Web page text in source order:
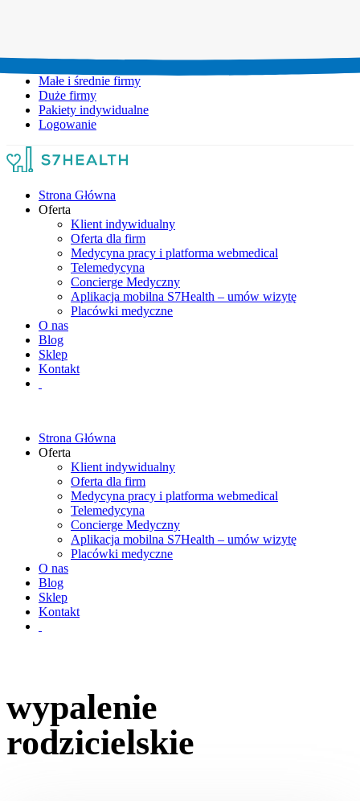
Małe i średnie firmy
Duże firmy
Pakiety indywidualne
Logowanie
Strona Główna
Oferta
Klient indywidualny
Oferta dla firm
Medycyna pracy i platforma webmedical
Telemedycyna
Concierge Medyczny
Aplikacja mobilna S7Health – umów wizytę
Placówki medyczne
O nas
Blog
Sklep
Kontakt
Strona Główna
Oferta
Klient indywidualny
Oferta dla firm
Medycyna pracy i platforma webmedical
Telemedycyna
Concierge Medyczny
Aplikacja mobilna S7Health – umów wizytę
Placówki medyczne
O nas
Blog
Sklep
Kontakt
wypalenie
rodzicielskie